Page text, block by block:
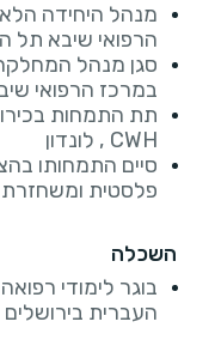
מנהל היחידה
הרפואי שיבא תל
סגן מנהל
במרכז הרפואי
תת התמחות
CWH , לונדון
סיים התמחותו
פלסטית
השכלה
בוגר לימודי
העברית בירושלים